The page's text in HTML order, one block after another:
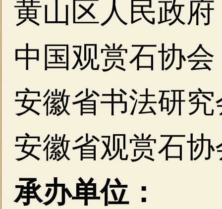
黄山区人民政府
中国观赏石协会
安徽省书法研究
安徽省观赏石协
承办单位：